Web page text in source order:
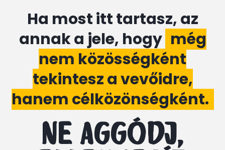
Ha most itt tartasz, az
annak a jele, hogy még
nem közösségként
tekintesz a vevőidre,
hanem célközönségként.
Ne aggódj,